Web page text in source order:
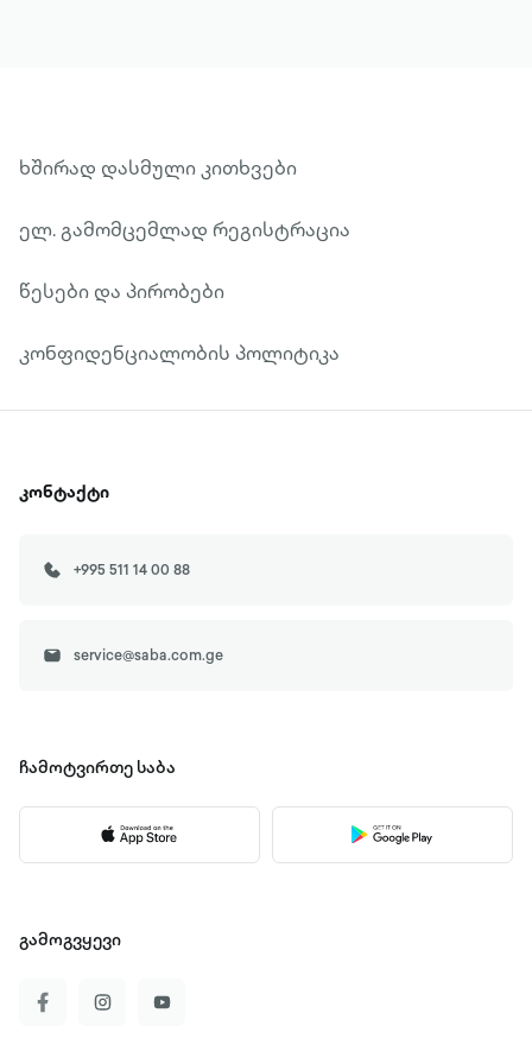
ხშირად დასმული კითხვები
ელ. გამომცემლად რეგისტრაცია
წესები და პირობები
კონფიდენციალობის პოლიტიკა
კონტაქტი
+995 511 14 00 88
service@saba.com.ge
ჩამოტვირთე საბა
გამოგვყევი